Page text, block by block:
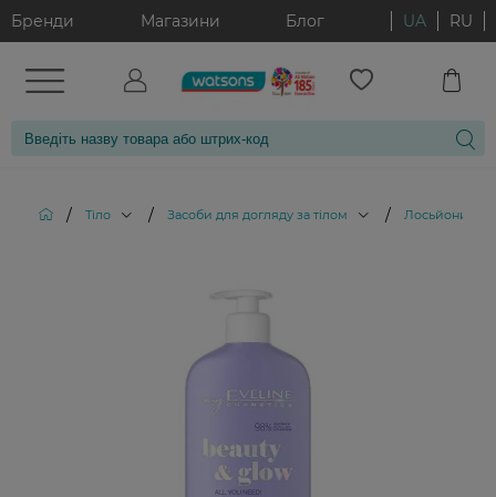
Бренди Магазини Блог UA RU
/ Тіло / Засоби для догляду за тілом / Лосьйони для